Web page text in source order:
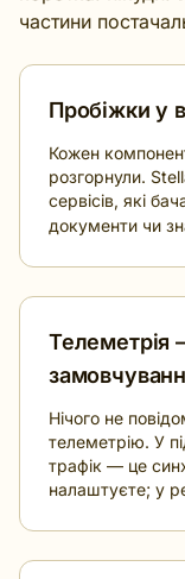
частини
Пробіжки у
Кожен
розгорнули.
сервісів, які
документи чи
Телеметрія
Нічого не
телеметрію. У
трафік — це
налаштуєте; у